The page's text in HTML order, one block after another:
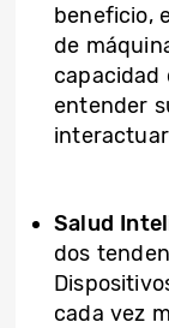
beneficio,
de
capacidad
entender
Salud
dos
cada vez